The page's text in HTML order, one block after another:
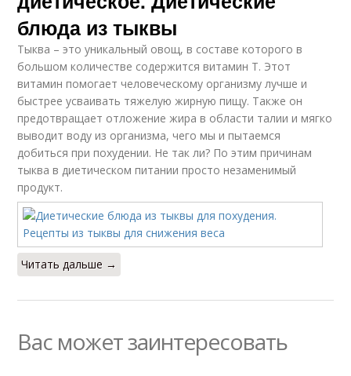
блюда из тыквы
Тыква – это уникальный овощ, в составе которого в
большом количестве содержится витамин Т. Этот
витамин помогает человеческому организму лучше и
быстрее усваивать тяжелую жирную пищу. Также он
предотвращает отложение жира в области талии и мягко
выводит воду из организма, чего мы и пытаемся
добиться при похудении. Не так ли? По этим причинам
тыква в диетическом питании просто незаменимый
продукт.
Читать дальше →
Вас может заинтересовать